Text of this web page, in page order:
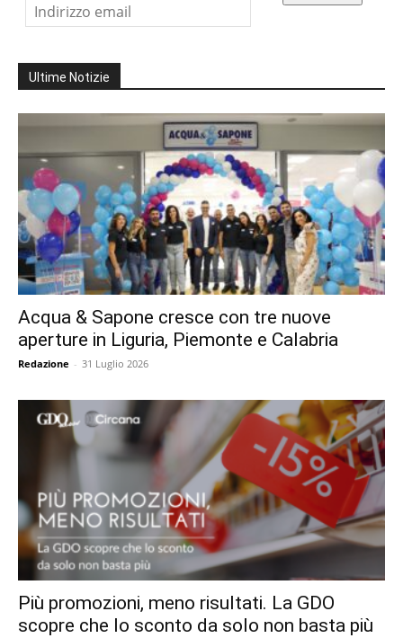
Ultime Notizie
Acqua & Sapone cresce con tre nuove
aperture in Liguria, Piemonte e Calabria
Redazione - 31 Luglio 2026
Più promozioni, meno risultati. La GDO
scopre che lo sconto da solo non basta più